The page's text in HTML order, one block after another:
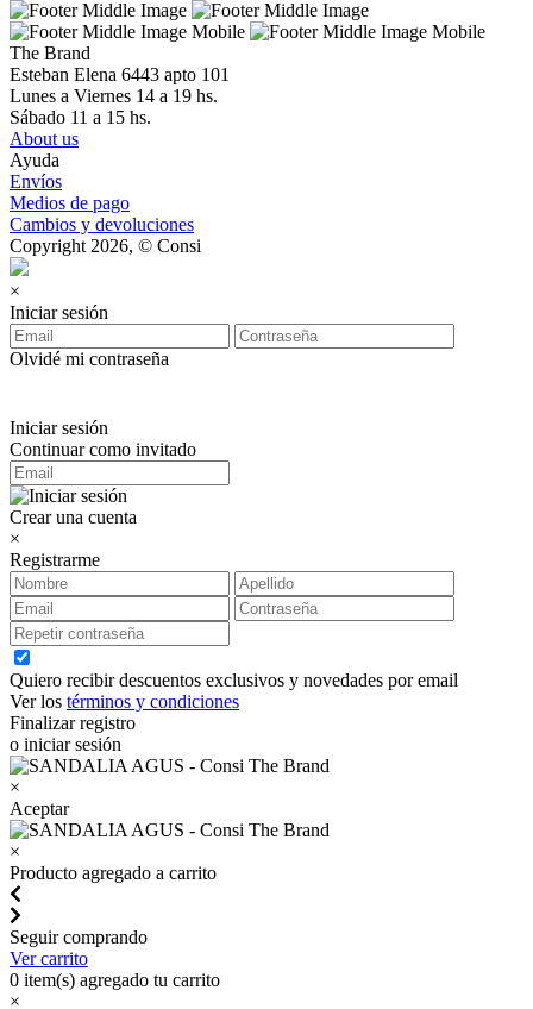
The Brand
Esteban Elena 6443 apto 101
Lunes a Viernes 14 a 19 hs.
Sábado 11 a 15 hs.
About us
Ayuda
Envíos
Medios de pago
Cambios y devoluciones
Copyright 2026, © Consi
×
Iniciar sesión
Olvidé mi contraseña
Iniciar sesión
Continuar como invitado
Crear una cuenta
×
Registrarme
Quiero recibir descuentos exclusivos y novedades por email
Ver los términos y condiciones
Finalizar registro
o iniciar sesión
×
Aceptar
×
Producto agregado a carrito
Seguir comprando
Ver carrito
0 item(s) agregado tu carrito
×